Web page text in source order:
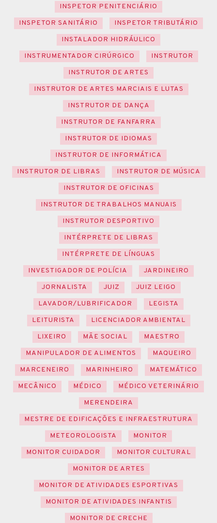
INSPETOR PENITENCIÁRIO
INSPETOR SANITÁRIO
INSPETOR TRIBUTÁRIO
INSTALADOR HIDRÁULICO
INSTRUMENTADOR CIRÚRGICO
INSTRUTOR
INSTRUTOR DE ARTES
INSTRUTOR DE ARTES MARCIAIS E LUTAS
INSTRUTOR DE DANÇA
INSTRUTOR DE FANFARRA
INSTRUTOR DE IDIOMAS
INSTRUTOR DE INFORMÁTICA
INSTRUTOR DE LIBRAS
INSTRUTOR DE MÚSICA
INSTRUTOR DE OFICINAS
INSTRUTOR DE TRABALHOS MANUAIS
INSTRUTOR DESPORTIVO
INTÉRPRETE DE LIBRAS
INTÉRPRETE DE LÍNGUAS
INVESTIGADOR DE POLÍCIA
JARDINEIRO
JORNALISTA
JUIZ
JUIZ LEIGO
LAVADOR/LUBRIFICADOR
LEGISTA
LEITURISTA
LICENCIADOR AMBIENTAL
LIXEIRO
MÃE SOCIAL
MAESTRO
MANIPULADOR DE ALIMENTOS
MAQUEIRO
MARCENEIRO
MARINHEIRO
MATEMÁTICO
MECÂNICO
MÉDICO
MÉDICO VETERINÁRIO
MERENDEIRA
MESTRE DE EDIFICAÇÕES E INFRAESTRUTURA
METEOROLOGISTA
MONITOR
MONITOR CUIDADOR
MONITOR CULTURAL
MONITOR DE ARTES
MONITOR DE ATIVIDADES ESPORTIVAS
MONITOR DE ATIVIDADES INFANTIS
MONITOR DE CRECHE